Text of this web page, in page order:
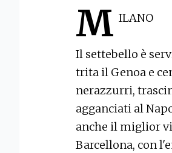
M ILANO
Il settebello è
trita il Genoa e
nerazzurri,
agganciati al
anche il miglior
Barcellona, con